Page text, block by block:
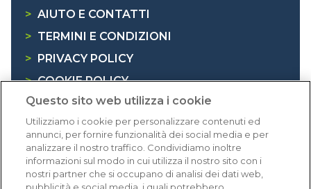
> AIUTO E CONTATTI
> TERMINI E CONDIZIONI
>
PRIVACY POLICY
> COOKIE POLICY
> INFORMATIVA RAEE
Dicono di noi
1.640 recensioni
Questo sito web utilizza i cookie
Utilizziamo i cookie per personalizzare contenuti ed
annunci, per fornire funzionalità dei social media e per
analizzare il nostro traffico. Condividiamo inoltre
informazioni sul modo in cui utilizza il nostro sito con i
nostri partner che si occupano di analisi dei dati web,